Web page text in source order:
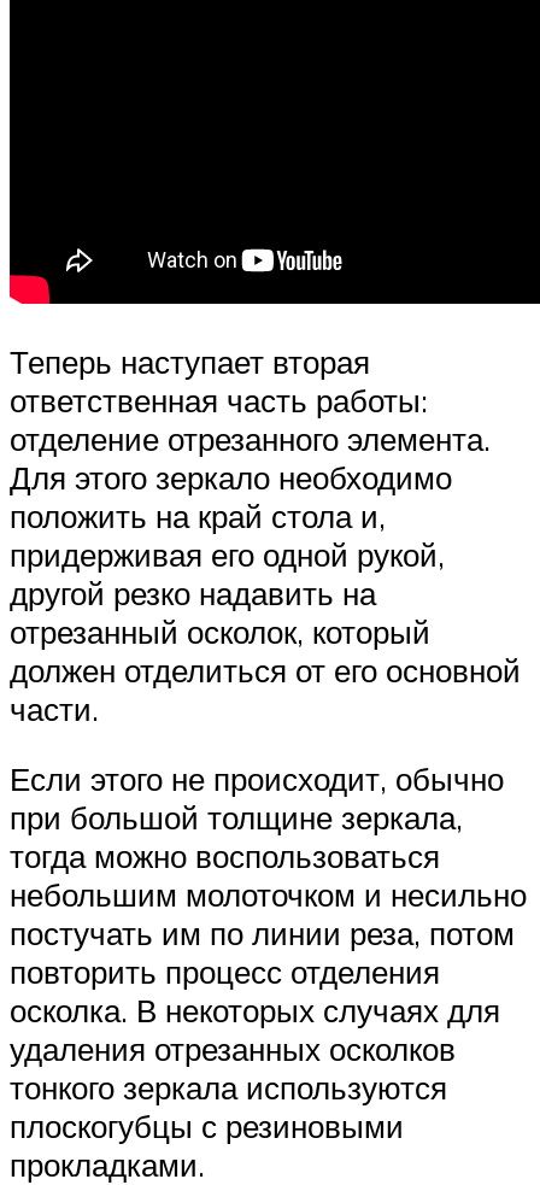
Теперь наступает вторая
ответственная часть работы:
отделение отрезанного элемента.
Для этого зеркало необходимо
положить на край стола и,
придерживая его одной рукой,
другой резко надавить на
отрезанный осколок, который
должен отделиться от его основной
части.
Если этого не происходит, обычно
при большой толщине зеркала,
тогда можно воспользоваться
небольшим молоточком и несильно
постучать им по линии реза, потом
повторить процесс отделения
осколка. В некоторых случаях для
удаления отрезанных осколков
тонкого зеркала используются
плоскогубцы с резиновыми
прокладками.